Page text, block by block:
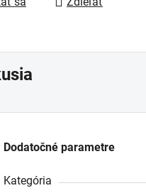
Dodatočné parametre
Kategória